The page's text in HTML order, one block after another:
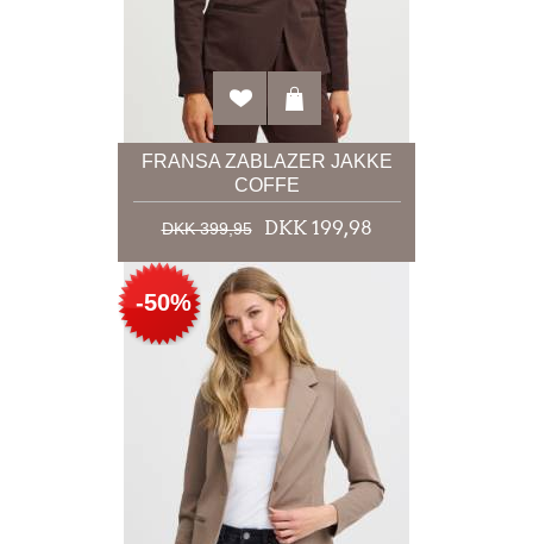
FRANSA ZABLAZER JAKKE
COFFE
DKK 399,95 DKK 199,98
-50%